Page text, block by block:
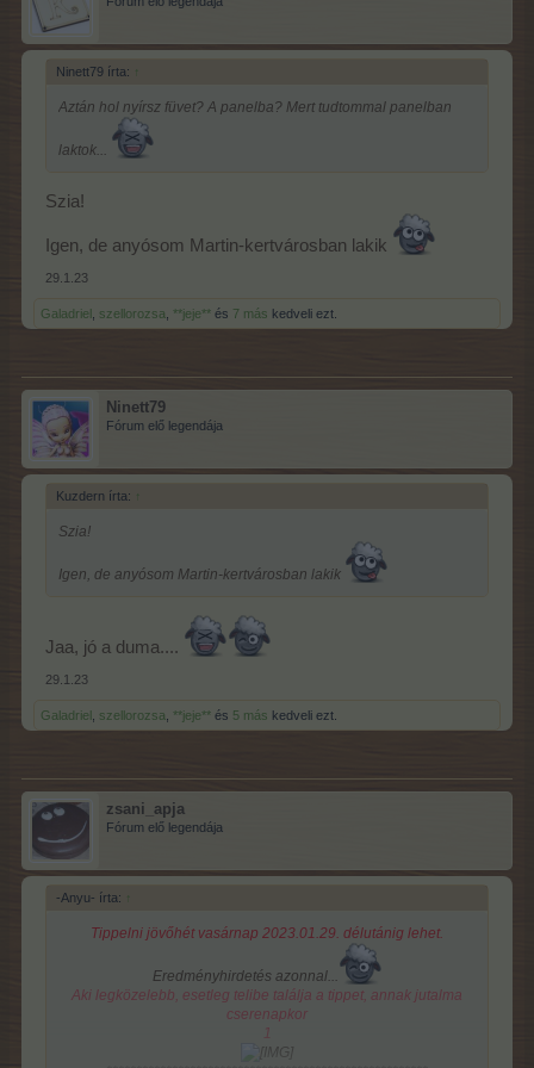
Ninett79 írta: ↑
Aztán hol nyírsz füvet? A panelba? Mert tudtommal panelban
laktok...
Szia!
Igen, de anyósom Martin-kertvárosban lakik
29.1.23
Galadriel , szellorozsa, **jeje** és 7 más kedveli ezt.
Ninett79
Fórum elő legendája
Kuzdern írta: ↑
Szia!
Igen, de anyósom Martin-kertvárosban lakik
Jaa, jó a duma....
29.1.23
Galadriel szellorozsa **jeje** és 5 más kedveli ezt.
zsani_apja
Fórum elő legendája
-Anyu- írta: ↑
Tippelni jövőhét vasárnap 2023.01.29. délutánig lehet.
Eredményhirdetés azonnal...
Aki legközelebb, esetleg telibe találja a tippet, annak jutalma
cserenapkor
1